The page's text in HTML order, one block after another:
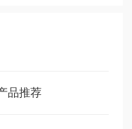
品推荐